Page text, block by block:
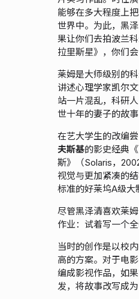
能够在多大程度上
世界中。为此，黑
果让你们去拍波兰
拉里斯星》，你们
莱姆是大师级别的
讲述心理学家凯尔
站一片混乱，科研
世十年的妻子的故
在艺大学生的改编
夫斯基的影史经典
斯》（Solaris，
视觉与更加紧凑的
标准的好莱坞A级大
尽管黑泽清喜欢莱
作业：试着写一个
当时的创作是以校
高的方案。对于电
编成影视作品，如
发，将故事改写成